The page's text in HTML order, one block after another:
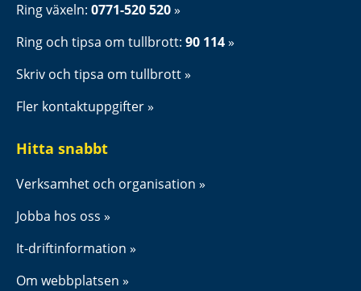
Ring växeln: 0771-520 520
Ring och tipsa om tullbrott: 90 114
Skriv och tipsa om tullbrott
Fler kontaktuppgifter
Hitta snabbt
Verksamhet och organisation
Jobba hos oss
It-driftinformation
Om webbplatsen